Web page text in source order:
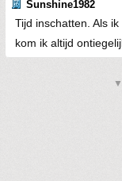
Sunshine1982
Tijd inschatten. Als
kom ik altijd
▼